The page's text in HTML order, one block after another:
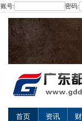
账号: 密码:
首页 资讯